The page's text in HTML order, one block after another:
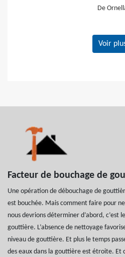
Voir
Facteur de bouchage de
Une opération de débouchage de
est bouchée. Mais comment faire pour
nous devrions déterminer d’abord, c’est
gouttière. L’absence de nettoyage
niveau de gouttière. Et plus le temps
des eaux dans la gouttière est étroite. Et